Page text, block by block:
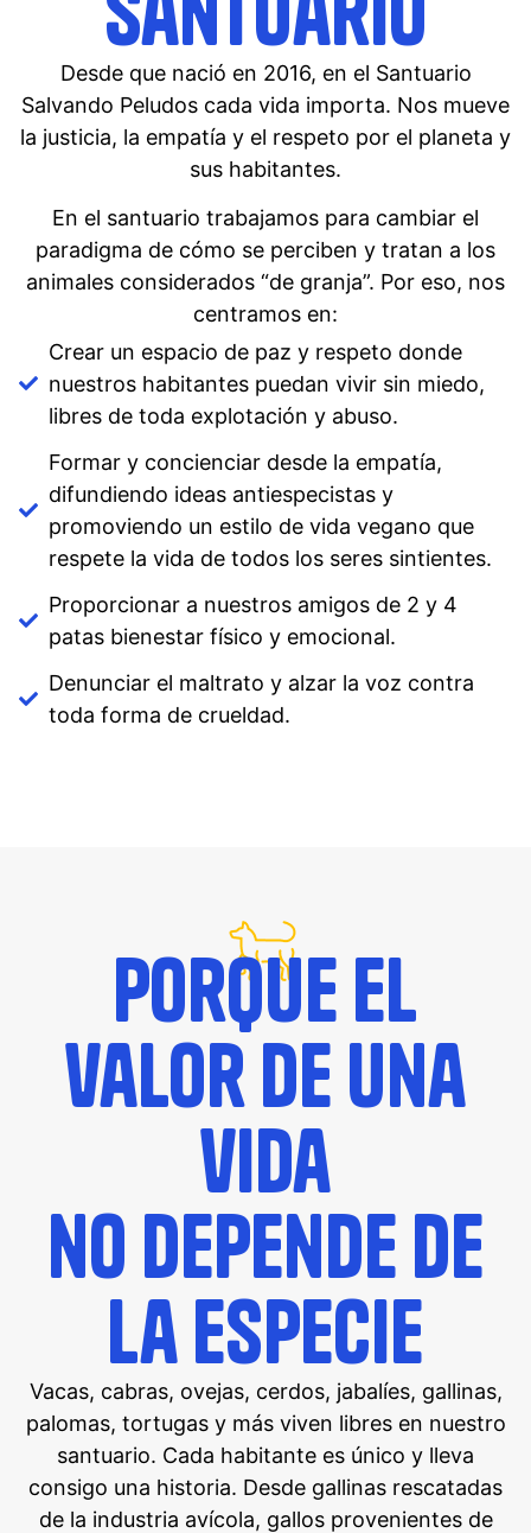
Desde que nació en 2016, en el Santuario
Salvando Peludos cada vida importa. Nos mueve
la justicia, la empatía y el respeto por el planeta y
sus habitantes.
En el santuario trabajamos para cambiar el
paradigma de cómo se perciben y tratan a los
animales considerados “de granja”. Por eso, nos
centramos en:
Crear un espacio de paz y respeto donde
nuestros habitantes puedan vivir sin miedo,
libres de toda explotación y abuso.
Formar y concienciar desde la empatía,
difundiendo ideas antiespecistas y
promoviendo un estilo de vida vegano que
respete la vida de todos los seres sintientes.
Proporcionar a nuestros amigos de 2 y 4
patas bienestar físico y emocional.
Denunciar el maltrato y alzar la voz contra
toda forma de crueldad.
Porque el
valor de una
vida
no depende de
la especie
Vacas, cabras, ovejas, cerdos, jabalíes, gallinas,
palomas, tortugas y más viven libres en nuestro
santuario. Cada habitante es único y lleva
consigo una historia. Desde gallinas rescatadas
de la industria avícola, gallos provenientes de